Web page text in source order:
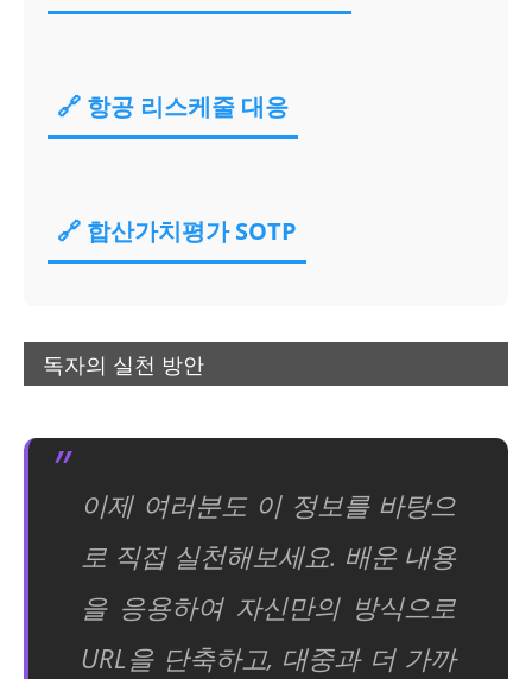
🔗 항공 리스케줄 대응
🔗 합산가치평가 SOTP
독자의 실천 방안
이제 여러분도 이 정보를 바탕으
로 직접 실천해보세요. 배운 내용
을 응용하여 자신만의 방식으로
URL을 단축하고, 대중과 더 가까